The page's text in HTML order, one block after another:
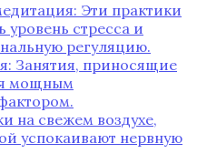
Эти практики
уровень стресса и
регуляцию.
Занятия, приносящие
мощным
на свежем воздухе,
успокаивают нервную